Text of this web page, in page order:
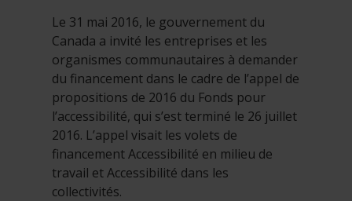
Le 31 mai 2016, le gouvernement du
Canada a invité les entreprises et les
organismes communautaires à demander
du financement dans le cadre de l’appel de
propositions de 2016 du Fonds pour
l’accessibilité, qui s’est terminé le 26 juillet
2016. L’appel visait les volets de
financement Accessibilité en milieu de
travail et Accessibilité dans les
collectivités.